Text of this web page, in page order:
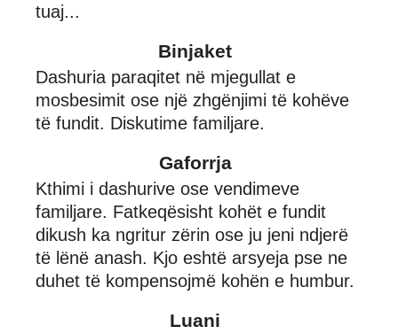
tuaj...
Binjaket
Dashuria paraqitet në mjegullat e
mosbesimit ose një zhgënjimi të kohëve
të fundit. Diskutime familjare.
Gaforrja
Kthimi i dashurive ose vendimeve
familjare. Fatkeqësisht kohët e fundit
dikush ka ngritur zërin ose ju jeni ndjerë
të lënë anash. Kjo eshtë arsyeja pse ne
duhet të kompensojmë kohën e humbur.
Luani